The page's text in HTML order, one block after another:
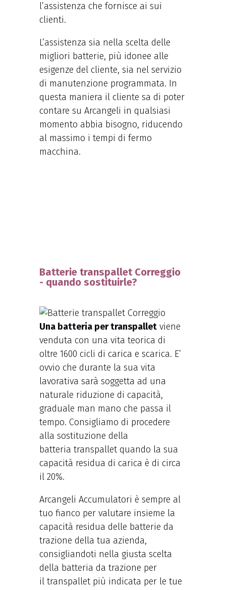
l’assistenza che fornisce ai sui
clienti.
L’assistenza sia nella scelta delle
migliori batterie, più idonee alle
esigenze del cliente, sia nel servizio
di manutenzione programmata. In
questa maniera il cliente sa di poter
contare su Arcangeli in qualsiasi
momento abbia bisogno, riducendo
al massimo i tempi di fermo
macchina.
Batterie transpallet Correggio
- quando sostituirle?
Una batteria per transpallet viene
venduta con una vita teorica di
oltre 1600 cicli di carica e scarica. E’
ovvio che durante la sua vita
lavorativa sarà soggetta ad una
naturale riduzione di capacità,
graduale man mano che passa il
tempo. Consigliamo di procedere
alla sostituzione della
batteria transpallet quando la sua
capacità residua di carica è di circa
il 20%.
Arcangeli Accumulatori è sempre al
tuo fianco per valutare insieme la
capacità residua delle batterie da
trazione della tua azienda,
consigliandoti nella giusta scelta
della batteria da trazione per
il transpallet più indicata per le tue